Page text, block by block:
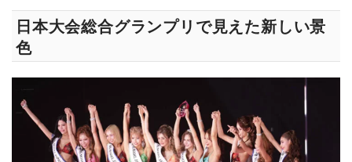
日本大会総合グランプリで見えた新しい景
色